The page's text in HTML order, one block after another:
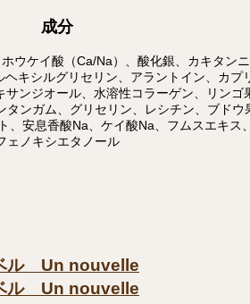
成分
ウケイ酸（Ca/Na）、酸化銀、カキタンニ
ヘキシルグリセリン、アラントイン、カプ
サンジオール、水溶性コラーゲン、リンゴ
タンガム、グリセリン、レシチン、ブドウ
、安息香酸Na、ケイ酸Na、フムスエキス
ェノキシエタノール